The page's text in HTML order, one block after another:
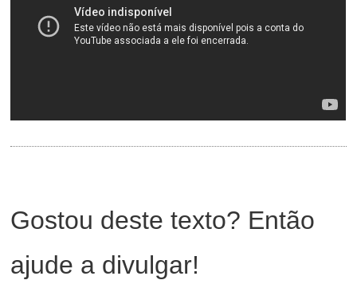
Gostou deste texto? Então
ajude a divulgar!